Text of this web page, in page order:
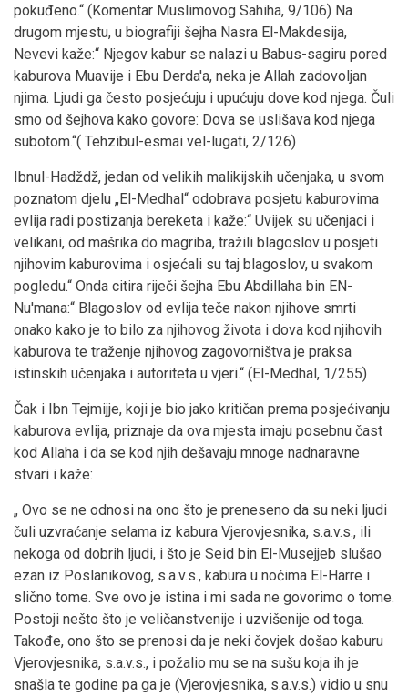
pokuđeno.“ (Komentar Muslimovog Sahiha, 9/106) Na
drugom mjestu, u biografiji šejha Nasra El-Makdesija,
Nevevi kaže:“ Njegov kabur se nalazi u Babus-sagiru pored
kaburova Muavije i Ebu Derda'a, neka je Allah zadovoljan
njima. Ljudi ga često posjećuju i upućuju dove kod njega. Čuli
smo od šejhova kako govore: Dova se uslišava kod njega
subotom.“( Tehzibul-esmai vel-lugati, 2/126)
Ibnul-Hadždž, jedan od velikih malikijskih učenjaka, u svom
poznatom djelu „El-Medhal“ odobrava posjetu kaburovima
evlija radi postizanja bereketa i kaže:“ Uvijek su učenjaci i
velikani, od mašrika do magriba, tražili blagoslov u posjeti
njihovim kaburovima i osjećali su taj blagoslov, u svakom
pogledu.“ Onda citira riječi šejha Ebu Abdillaha bin EN-
Nu'mana:“ Blagoslov od evlija teče nakon njihove smrti
onako kako je to bilo za njihovog života i dova kod njihovih
kaburova te traženje njihovog zagovorništva je praksa
istinskih učenjaka i autoriteta u vjeri.“ (El-Medhal, 1/255)
Čak i Ibn Tejmijje, koji je bio jako kritičan prema posjećivanju
kaburova evlija, priznaje da ova mjesta imaju posebnu čast
kod Allaha i da se kod njih dešavaju mnoge nadnaravne
stvari i kaže:
„ Ovo se ne odnosi na ono što je preneseno da su neki ljudi
čuli uzvraćanje selama iz kabura Vjerovjesnika, s.a.v.s., ili
nekoga od dobrih ljudi, i što je Seid bin El-Musejjeb slušao
ezan iz Poslanikovog, s.a.v.s., kabura u noćima El-Harre i
slično tome. Sve ovo je istina i mi sada ne govorimo o tome.
Postoji nešto što je veličanstvenije i uzvišenije od toga.
Takođe, ono što se prenosi da je neki čovjek došao kaburu
Vjerovjesnika, s.a.v.s., i požalio mu se na sušu koja ih je
snašla te godine pa ga je (Vjerovjesnika, s.a.v.s.) vidio u snu